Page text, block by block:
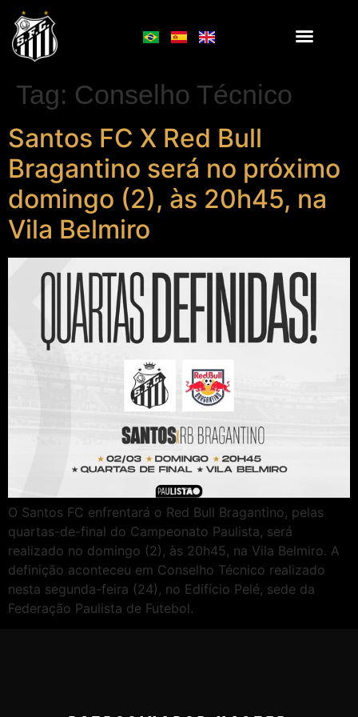
Tag: Conselho Técnico
Santos FC X Red Bull
Bragantino será no próximo
domingo (2), às 20h45, na
Vila Belmiro
O Santos FC enfrentará o Red Bull Bragantino, pelas
quartas-de-final do Campeonato Paulista, será
realizado no domingo (2), às 20h45, na Vila Belmiro. A
definição aconteceu em Conselho Técnico realizado
nesta segunda-feira (24), no Edifício Pelé, sede da
Federação Paulista de Futebol.